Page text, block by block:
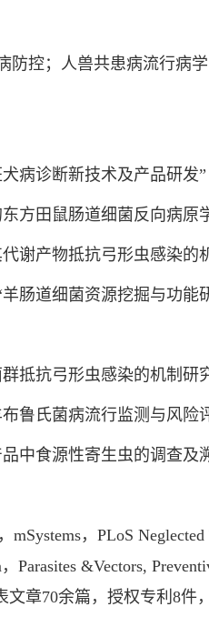
控；人兽共患病流行病
病诊断新技术及产品研发”
方田鼠肠道细菌反向病原
产物抵抗弓形虫感染的
肠道细菌资源挖掘与功能
抵抗弓形虫感染的机制研
鲁氏菌病流行监测与风险
食源性寄生虫的调查及
，PLoS Neglected
&Vectors,
文章70余篇，授权专利8件